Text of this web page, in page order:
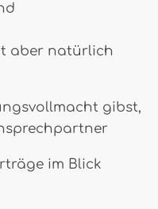
aber natürlich
gibst,
im Blick